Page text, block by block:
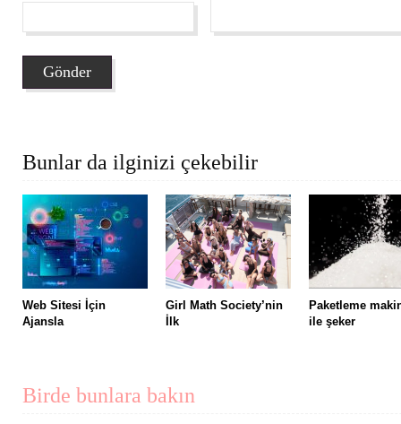
Bunlar da ilginizi çekebilir
Web Sitesi İçin
Ajansla
Girl Math Society’nin
İlk
Paketleme
ile şeker
Birde bunlara bakın